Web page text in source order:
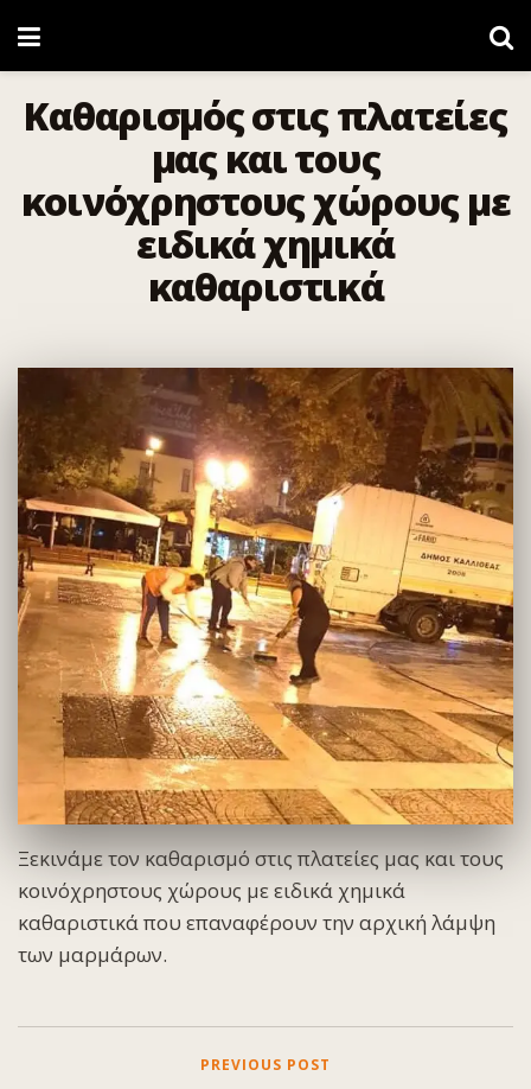
Καθαρισμός στις πλατείες
μας και τους
κοινόχρηστους χώρους με
ειδικά χημικά
καθαριστικά
Ξεκινάμε τον καθαρισμό στις πλατείες μας και τους
κοινόχρηστους χώρους με ειδικά χημικά
καθαριστικά που επαναφέρουν την αρχική λάμψη
των μαρμάρων.
PREVIOUS POST